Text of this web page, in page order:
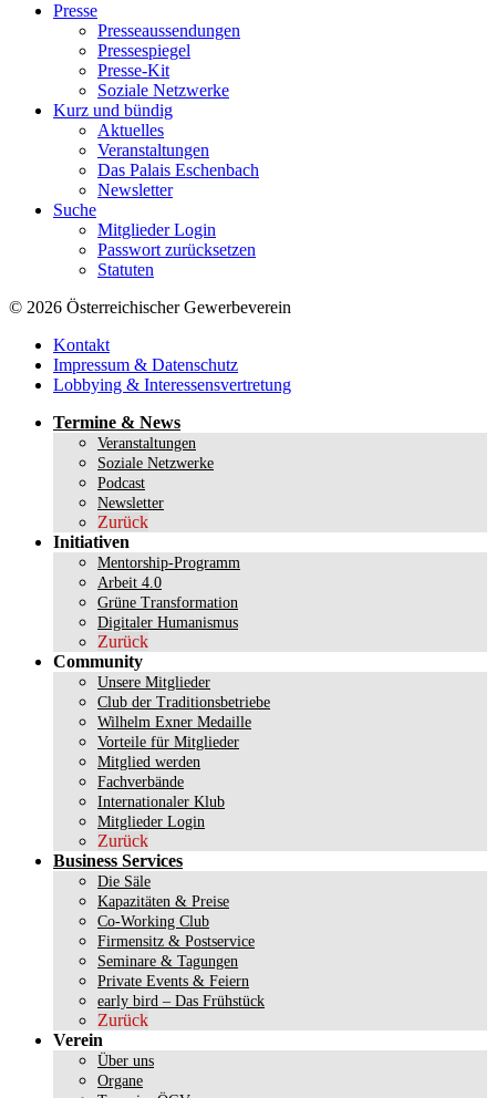
Presse
Presseaussendungen
Pressespiegel
Presse-Kit
Soziale Netzwerke
Kurz und bündig
Aktuelles
Veranstaltungen
Das Palais Eschenbach
Newsletter
Suche
Mitglieder Login
Passwort zurücksetzen
Statuten
© 2026 Österreichischer Gewerbeverein
Kontakt
Impressum & Datenschutz
Lobbying & Interessensvertretung
Termine & News
Veranstaltungen
Soziale Netzwerke
Podcast
Newsletter
Zurück
Initiativen
Mentorship-Programm
Arbeit 4.0
Grüne Transformation
Digitaler Humanismus
Zurück
Community
Unsere Mitglieder
Club der Traditionsbetriebe
Wilhelm Exner Medaille
Vorteile für Mitglieder
Mitglied werden
Fachverbände
Internationaler Klub
Mitglieder Login
Zurück
Business Services
Die Säle
Kapazitäten & Preise
Co-Working Club
Firmensitz & Postservice
Seminare & Tagungen
Private Events & Feiern
early bird – Das Frühstück
Zurück
Verein
Über uns
Organe